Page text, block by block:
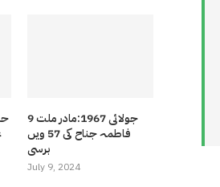
9 جولائی 1967:مادر ملت
فاطمہ جناح کی 57 ویں
برسی
July 9, 2024